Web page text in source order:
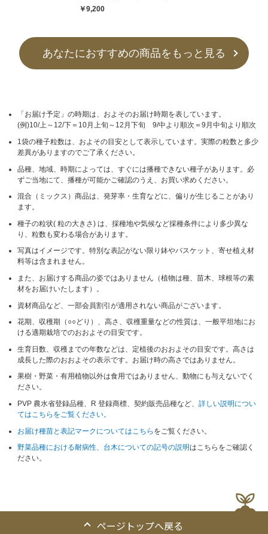
￥9,200
あなたにおすすめの商品をもっと見る
「お届け予定」の時期は、およそのお届け時期を表しています。
(例)10/上～12/下＝10月上旬～12月下旬 9/中より順次＝9月中旬より順次
1袋の種子粒数は、およその目安として表示しています。実際の粒数と多少
差異がありますのでご了承ください。
品種、地域、時期によっては、すぐには播種できない種子があります。必
ずご当地にて、播種が可能かご確認のうえ、お買い求めください。
混合（ミックス）商品は、発芽率・生育などに、偏りが生じることがあり
ます。
種子の粒状( 粒の大きさ) は、採種地や気候など採種条件により多少異な
り、粒数も変わる場合があります。
写真はイメージです。特別な表記がない限り鉢やバスケット、寄せ植え材
料等は含まれません。
また、お届けする商品の姿ではありません（植物は種、苗木、球根等の素
材をお届けいたします）。
資材商品など、一部会員割引が適用されない商品がございます。
花期、収穫期（○○どり）、高さ、収穫重量などの性質は、一般平坦地にお
ける適期栽培でのおおよその目安です。
生育日数、収穫までの年数などは、定植後のおおよその目安です。高さは
成長した際のおおよその表示です。お届け時の高さではありません。
果樹・野菜・有用植物以外は食用ではありません、動物にも与えないでく
ださい。
PVP 農水省登録品種、R 登録商標、契約販売品種など、詳しい説明につい
てはこちらをご覧ください。
お届け種苗と表記マークについてはこちら をご覧ください。
野菜品種における耐病性、台木についての記号の説明はこちらをご確認く
ださい。
ページトップへ戻る